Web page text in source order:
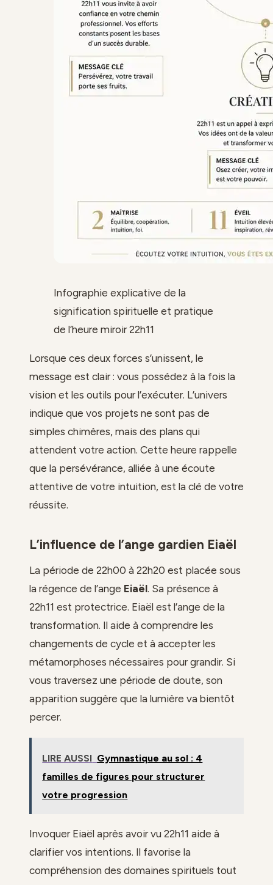
Infographie explicative de la
signification spirituelle et pratique
de l’heure miroir 22h11
Lorsque ces deux forces s’unissent, le
message est clair : vous possédez à la fois la
vision et les outils pour l’exécuter. L’univers
indique que vos projets ne sont pas de
simples chimères, mais des plans qui
attendent votre action. Cette heure rappelle
que la persévérance, alliée à une écoute
attentive de votre intuition, est la clé de votre
réussite.
L’influence de l’ange gardien Eiaël
La période de 22h00 à 22h20 est placée sous
la régence de l’ange Eiaël. Sa présence à
22h11 est protectrice. Eiaël est l’ange de la
transformation. Il aide à comprendre les
changements de cycle et à accepter les
métamorphoses nécessaires pour grandir. Si
vous traversez une période de doute, son
apparition suggère que la lumière va bientôt
percer.
LIRE AUSSI Gymnastique au sol : 4
familles de figures pour structurer
votre progression
Invoquer Eiaël après avoir vu 22h11 aide à
clarifier vos intentions. Il favorise la
compréhension des domaines spirituels tout